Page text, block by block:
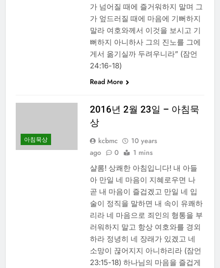
가 넘어질 때에 즐거워하지 말며 그
가 엎드러질 때에 마음에 기뻐하지
말라 여호와께서 이것을 보시고 기
뻐하지 아니하사 그의 진노를 그에
게서 옮기실까 두려우니라” (잠언
24:16-18)
Read More
아침묵상
2016년 2월 23일 – 아침묵
상
kcbmc
10 years
ago
0 1 mins
샬롬! 상쾌한 아침입니다! 내 아들
아 만일 네 마음이 지혜로우면 나
곧 내 마음이 즐겁겠고 만일 네 입
술이 정직을 말하면 내 속이 유쾌하
리라 네 마음으로 죄인의 형통을 부
러워하지 말고 항상 여호와를 경외
하라 정녕히 네 장래가 있겠고 네
소망이 끊어지지 아니하리라 (잠언
23:15-18) 하나님의 마음을 즐겁게